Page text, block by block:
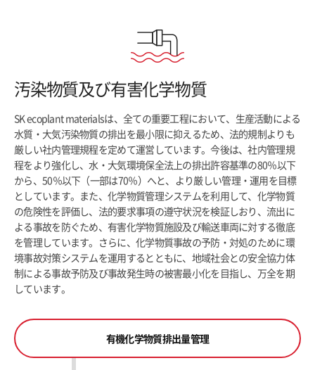
汚染物質及び有害化学物質
SK ecoplant materialsは、全ての重要工程において、生産活動による
水質・大気汚染物質の排出を最小限に抑えるため、法的規制よりも
厳しい社内管理規程を定めて運営しています。今後は、社内管理規
程をより強化し、水・大気環境保全法上の排出許容基準の80％以下
から、50％以下（一部は70％）へと、より厳しい管理・運用を目標
としています。また、化学物質管理システムを利用して、化学物質
の危険性を評価し、法的要求事項の遵守状況を検証しおり、流出に
よる事故を防ぐため、有害化学物質施設及び輸送車両に対する徹底
を管理しています。さらに、化学物質事故の予防・対処のために環
境事故対策システムを運用するとともに、地域社会との安全協力体
制による事故予防及び事故発生時の被害最小化を目指し、万全を期
しています。
有機化学物質排出量管理